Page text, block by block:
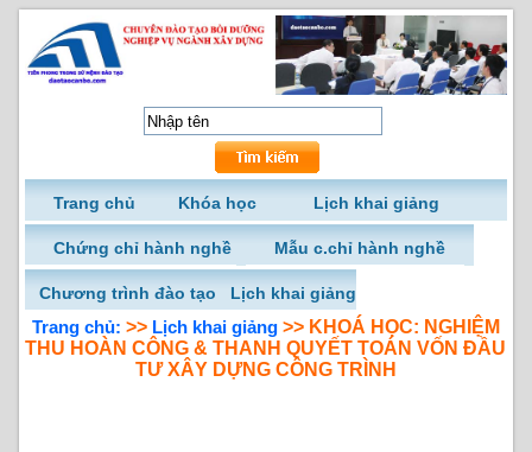
Trang chủ Khóa học Lịch khai giảng
Chứng chỉ hành nghề Mẫu c.chỉ hành nghề
Chương trình đào tạo Lịch khai giảng
Trang chủ: >> Lịch khai giảng>> KHOÁ HỌC: NGHIỆM
THU HOÀN CÔNG & THANH QUYẾT TOÁN VỐN ĐẦU
TƯ XÂY DỰNG CÔNG TRÌNH